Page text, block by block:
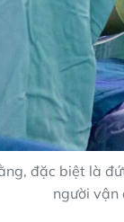
đặc biệt là
người vận